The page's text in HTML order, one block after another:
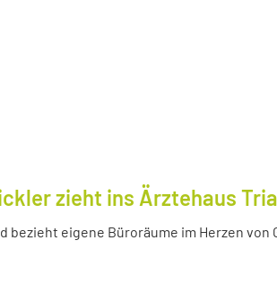
zieht ins Ärztehaus
eigene Büroräume im Herzen von